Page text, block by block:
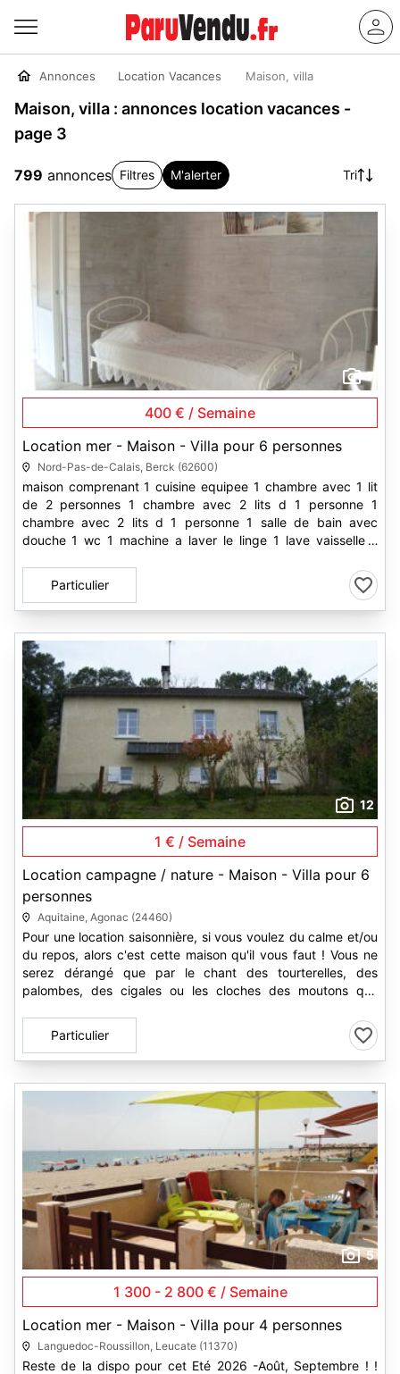
Annonces Location Vacances Maison, villa
Maison, villa : annonces location vacances -
page 3
799 annonces Filtres M'alerter Tri
7
400 € / Semaine
Location mer - Maison - Villa pour 6 personnes
Nord-Pas-de-Calais, Berck (62600)
maison comprenant 1 cuisine equipee 1 chambre avec 1 lit
de 2 personnes 1 chambre avec 2 lits d 1 personne 1
chambre avec 2 lits d 1 personne 1 salle de bain avec
douche 1 wc 1 machine a laver le linge 1 lave vaisselle 1
Particulier
12
1 € / Semaine
Location campagne / nature - Maison - Villa pour 6
personnes
Aquitaine, Agonac (24460)
Pour une location saisonnière, si vous voulez du calme et/ou
du repos, alors c'est cette maison qu'il vous faut ! Vous ne
serez dérangé que par le chant des tourterelles, des
palombes, des cigales ou les cloches des moutons qui,
Particulier
5
1 300 - 2 800 € / Semaine
Location mer - Maison - Villa pour 4 personnes
Languedoc-Roussillon, Leucate (11370)
Reste de la dispo pour cet Eté 2026 -Août, Septembre ! !